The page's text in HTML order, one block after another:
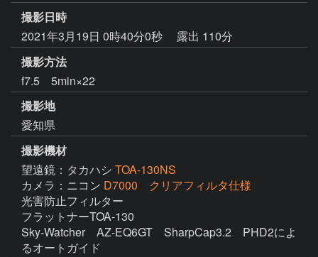
撮影日時
2021年3月19日 0時40分0秒
露出 110分
撮影方法
f7.5 5min×22
撮影地
愛知県
撮影機材
望遠鏡：タカハシ TOA-130NS
カメラ：ニコン D7000 クリアフィルタ仕様
光害防止フィルター
フラットナーTOA-130
Sky-Watcher　AZ-EQ6GT　SharpCap3.2　PHD2によ
るオートガイド